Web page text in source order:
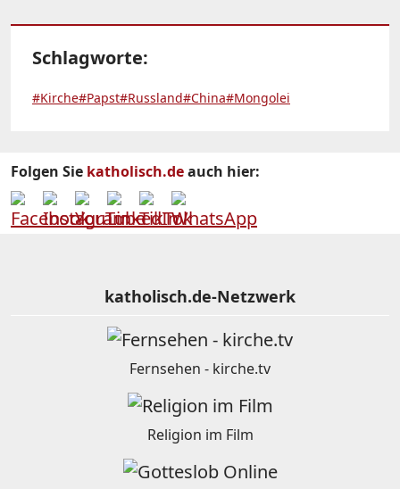
Schlagworte:
#Kirche#Papst#Russland#China#Mongolei
Folgen Sie katholisch.deauch hier:
katholisch.de-Netzwerk
Fernsehen - kirche.tv
Religion im Film